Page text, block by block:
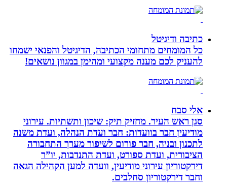
כתיבה ודיגיטל
כל המומחים מתחומי הכתיבה, הדיגיטל והפנאי ישמחו
להעניק לכם מענה מקצועי ומהימן במגוון נושאים!
אלי סבח
סגן ראש העיר. מחזיק תיק: שיכון ותשתיות. עירוני
מודיעין חבר בוועדות: חבר ועדת הנהלה, ועדת משנה
לתכנון ובניה, חבר פורום לשיפור מערך התחבורה
הציבורית, ועדת ספורט, ועדת התנדבות, יו”ר
דירקטוריון עירוני מודיעין, וועדה למען הקהילה הגאה
וחבר דירקטוריון סחלבים.